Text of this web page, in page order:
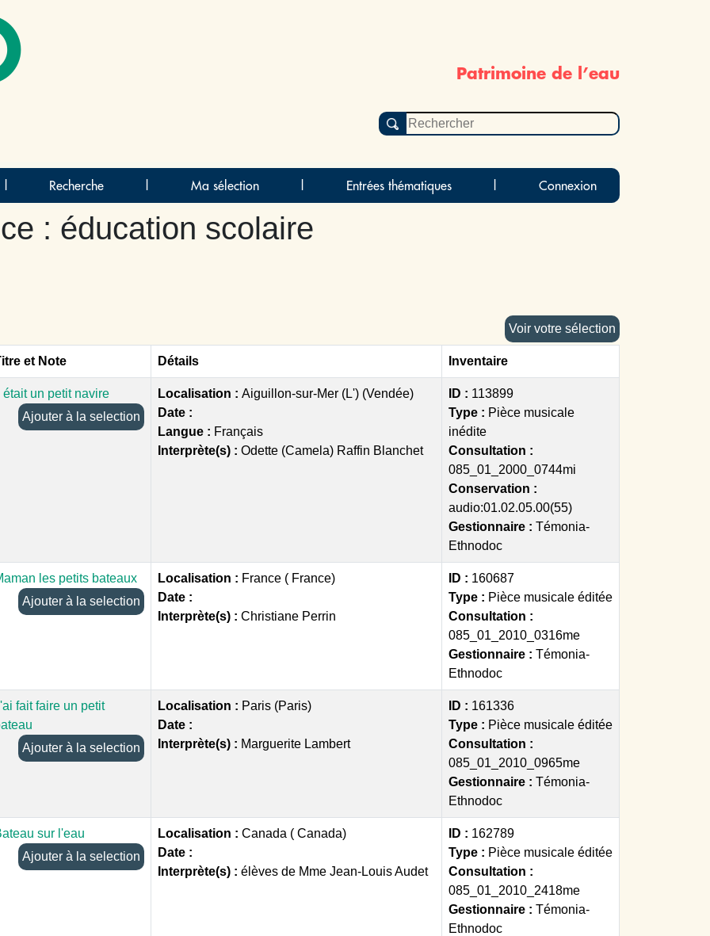
Patrimoine de l’eau
Recherche Ma sélection Entrées thématiques Connexion
: éducation scolaire
Voir votre sélection
et Note Détails Inventaire
était un petit navire
Ajouter à la selection
Localisation : Aiguillon-sur-Mer (L') (Vendée)
Date :
Langue : Français
Interprète(s) : Odette (Camela) Raffin Blanchet
ID : 113899
Type : Pièce musicale
inédite
Consultation :
085_01_2000_0744mi
Conservation :
audio:01.02.05.00(55)
Gestionnaire : Témonia-
Ethnodoc
les petits bateaux
Ajouter à la selection
Localisation : France ( France)
Date :
Interprète(s) : Christiane Perrin
ID : 160687
Type : Pièce musicale éditée
Consultation :
085_01_2010_0316me
Gestionnaire : Témonia-
Ethnodoc
fait faire un petit
Ajouter à la selection
Localisation : Paris (Paris)
Date :
Interprète(s) : Marguerite Lambert
ID : 161336
Type : Pièce musicale éditée
Consultation :
085_01_2010_0965me
Gestionnaire : Témonia-
Ethnodoc
sur l'eau
Ajouter à la selection
Localisation : Canada ( Canada)
Date :
Interprète(s) : élèves de Mme Jean-Louis Audet
ID : 162789
Type : Pièce musicale éditée
Consultation :
085_01_2010_2418me
Gestionnaire : Témonia-
Ethnodoc